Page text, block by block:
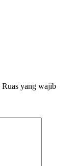
Ruas yang wajib